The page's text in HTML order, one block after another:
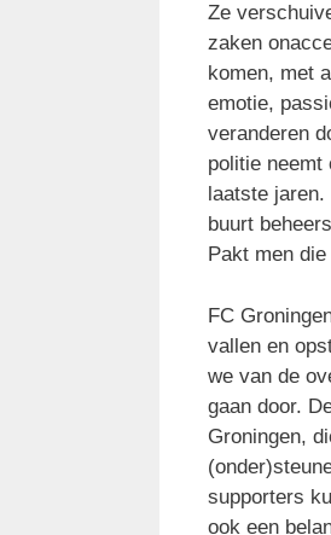
Ze
zaken
komen, met
emotie,
veranderen
politie neemt
laatste
buurt
Pakt men
FC
vallen en
we van de
gaan door.
Groningen,
supporters
ook een